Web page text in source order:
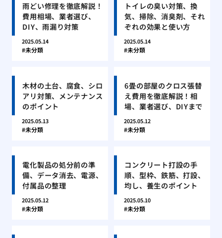
雨どい修理を徹底解説！
費用相場、業者選び、
DIY、雨漏り対策
2025.05.14
未分類
トイレの臭い対策、換
気、掃除、消臭剤、それ
ぞれの効果と使い方
2025.05.14
未分類
木材の土台、腐食、シロ
アリ対策、メンテナンス
のポイント
2025.05.13
未分類
6畳の部屋のクロス張替
え費用を徹底解説！相
場、業者選び、DIYまで
2025.05.12
未分類
電化製品の処分前の準
備、データ消去、電源、
付属品の整理
2025.05.12
未分類
コンクリート打設の手
順、型枠、鉄筋、打設、
均し、養生のポイント
2025.05.10
未分類